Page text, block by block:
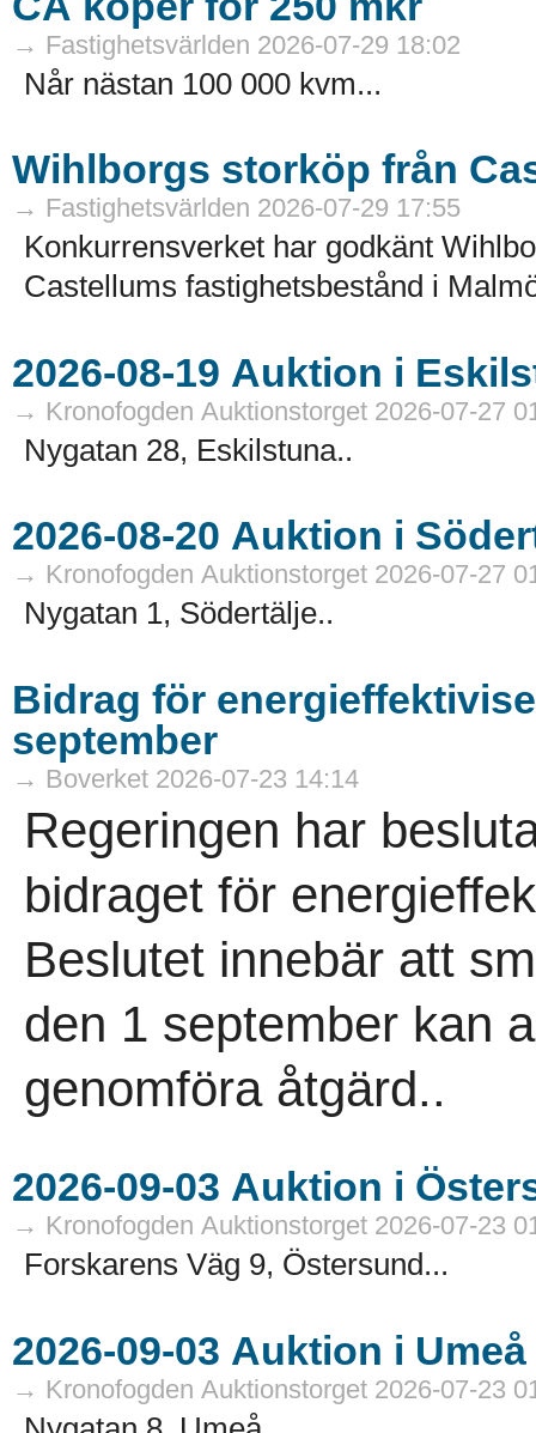
→ Fastighetsvärlden 2026-07-29 18:02
Når nästan 100 000 kvm...
Wihlborgs storköp från
→ Fastighetsvärlden 2026-07-29 17:55
Konkurrensverket har godkänt
Castellums fastighetsbestånd i
→ Kronofogden Auktionstorget 2026-07-27
Nygatan 28, Eskilstuna..
→ Kronofogden Auktionstorget 2026-07-27
Nygatan 1, Södertälje..
Bidrag för
september
→ Boverket 2026-07-23 14:14
Regeringen har
bidraget för
Beslutet innebär att
den 1 september kan
genomföra åtgärd..
→ Kronofogden Auktionstorget 2026-07-23
Forskarens Väg 9, Östersund...
→ Kronofogden Auktionstorget 2026-07-23